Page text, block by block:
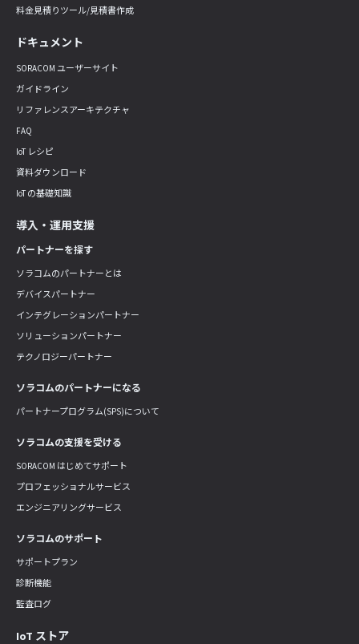
料金見積りツール/見積書作成
ドキュメント
SORACOM ユーザーサイト
ガイドライン
リファレンスアーキテクチャ
FAQ
IoT レシピ
資料ダウンロード
IoT の基礎知識
導入・運用支援
パートナーを探す
ソラコムのパートナーとは
デバイスパートナー
インテグレーションパートナー
ソリューションパートナー
テクノロジーパートナー
ソラコムのパートナーになる
パートナープログラム(SPS)について
ソラコムの支援を受ける
SORACOM はじめてサポート
プロフェッショナルサービス
エンジニアリングサービス
ソラコムのサポート
サポートプラン
診断機能
監査ログ
IoT ストア